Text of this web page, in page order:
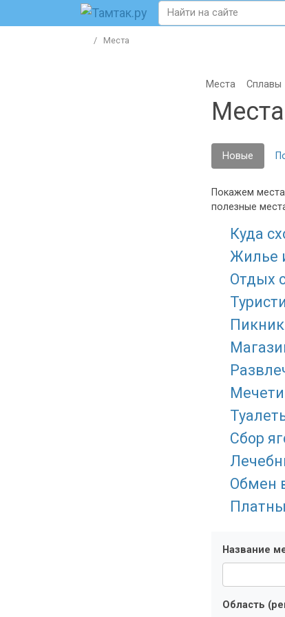
Места
Места Сплавы
Места
Новые
Покажем
полезные
Куда
Жилье
Отдых
Пикник
Сбор
Обмен
Название
Область